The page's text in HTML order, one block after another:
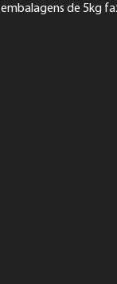
embalagens de 5kg